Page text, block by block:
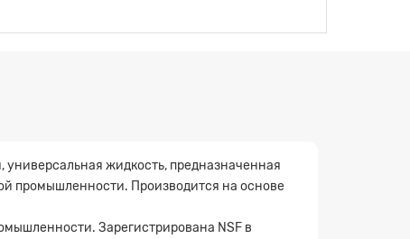
универсальная жидкость, предназначенная
промышленности. Производится на основе
Зарегистрирована NSF в